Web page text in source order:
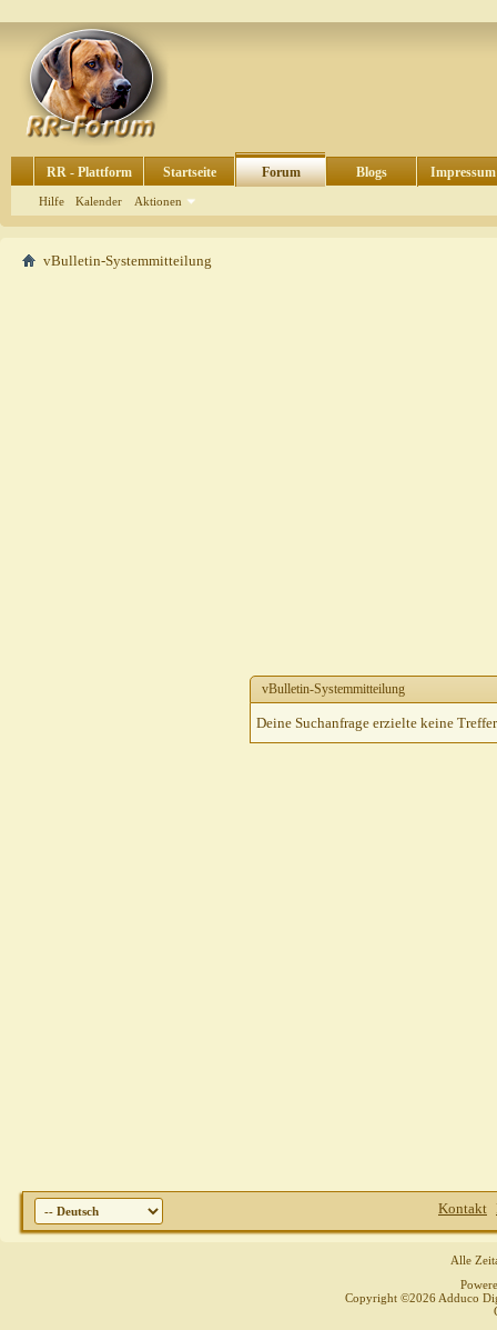
RR - Plattform Startseite Forum
Hilfe Kalender Aktionen
Blogs Impressum
vBulletin-Systemmitteilung
vBulletin-Systemmitteilung
Deine Suchanfrage erzielte keine
Kontakt
Alle
Copyright ©2026 Adduco